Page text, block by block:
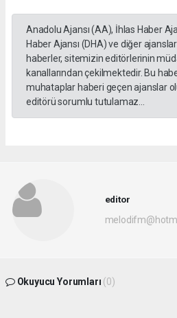
Anadolu Ajansı (AA), İhlas Haber
Haber Ajansı (DHA) ve diğer
haberler, sitemizin editörlerinin
kanallarından çekilmektedir. Bu
muhataplar haberi geçen ajanslar
editörü sorumlu tutulamaz...
editor
Okuyucu Yorumları (0)